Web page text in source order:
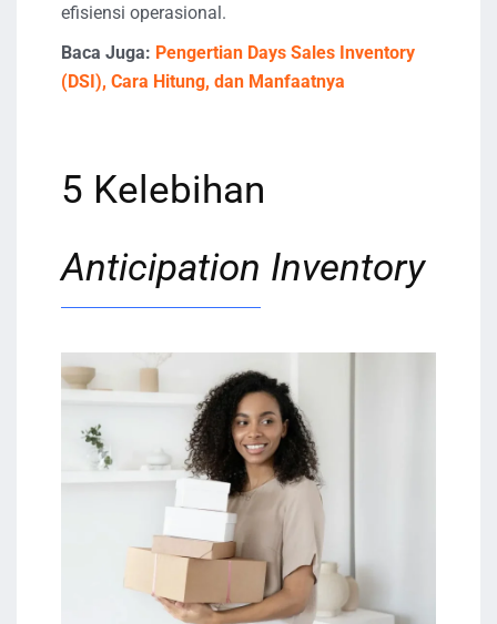
efisiensi operasional.
Baca Juga: Pengertian Days Sales Inventory
(DSI), Cara Hitung, dan Manfaatnya
5 Kelebihan
Anticipation Inventory